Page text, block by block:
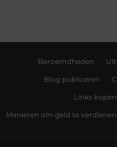
Beroemdheden
Blog publiceren
Links
Manieren om geld te